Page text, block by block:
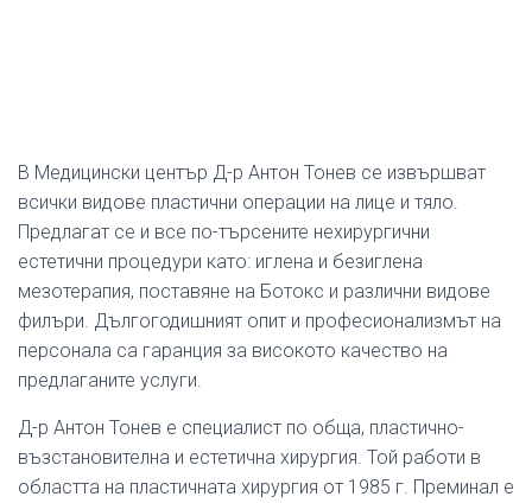
В Медицински център Д-р Антон Тонев се извършват
всички видове пластични операции на лице и тяло.
Предлагат се и все по-търсените нехирургични
естетични процедури като: иглена и безиглена
мезотерапия, поставяне на Ботокс и различни видове
филъри. Дългогодишният опит и професионализмът на
персонала са гаранция за високото качество на
предлаганите услуги.
Д-р Антон Тонев е специалист по обща, пластично-
възстановителна и естетична хирургия. Той работи в
областта на пластичната хирургия от 1985 г. Преминал е